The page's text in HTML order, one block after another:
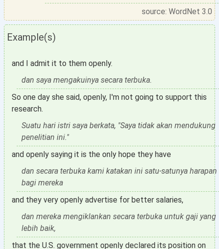
source: WordNet 3.0
Example(s)
and I admit it to them openly.
dan saya mengakuinya secara terbuka.
So one day she said, openly, I'm not going to support this
research.
Suatu hari istri saya berkata, "Saya tidak akan mendukung
penelitian ini."
and openly saying it is the only hope they have
dan secara terbuka kami katakan ini satu-satunya harapan
bagi mereka
and they very openly advertise for better salaries,
dan mereka mengiklankan secara terbuka untuk gaji yang
lebih baik,
that the U.S. government openly declared its position on